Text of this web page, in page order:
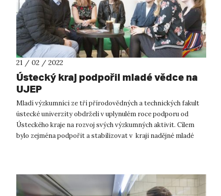
21 / 02 / 2022
Ústecký kraj podpořil mladé vědce na
UJEP
Mladí výzkumníci ze tří přírodovědných a technických fakult
ústecké univerzity obdrželi v uplynulém roce podporu od
Ústeckého kraje na rozvoj svých výzkumných aktivit. Cílem
bylo zejména podpořit a stabilizovat v kraji nadějné mladé